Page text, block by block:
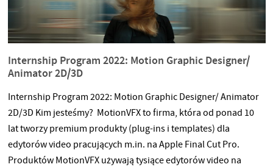
Internship Program 2022: Motion Graphic Designer/
Animator 2D/3D
Internship Program 2022: Motion Graphic Designer/ Animator
2D/3D Kim jesteśmy? MotionVFX to firma, która od ponad 10
lat tworzy premium produkty (plug-ins i templates) dla
edytorów video pracujących m.in. na Apple Final Cut Pro.
Produktów MotionVFX używają tysiące edytorów video na